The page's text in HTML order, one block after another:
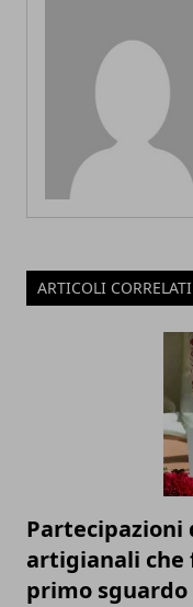
ARTICOLI CORRELATI
Partecipazioni
artigianali che
primo sguardo